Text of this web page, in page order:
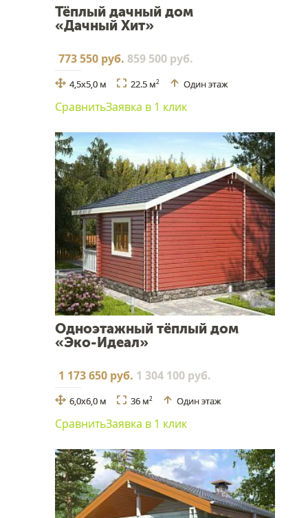
Тёплый дачный дом
«Дачный Хит»
773 550 руб. 859 500 руб.
4,5х5,0 м 22.5 м2 Один этаж
СравнитьЗаявка в 1 клик
Одноэтажный тёплый дом
«Эко-Идеал»
1 173 650 руб. 1 304 100 руб.
6,0х6,0 м 36 м2 Один этаж
СравнитьЗаявка в 1 клик